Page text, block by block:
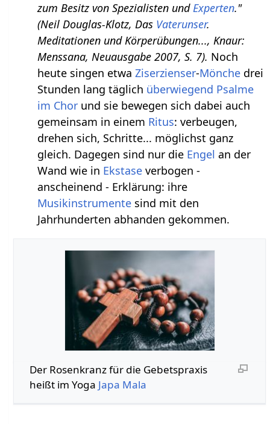
zum Besitz von Spezialisten undExperten."
(Neil Douglas-Klotz, Das Vaterunser.
Meditationen und Körperübungen..., Knaur:
Menssana, Neuausgabe 2007, S. 7). Noch
heute singen etwaZiserzienser-Mönche drei
Stunden lang täglich überwiegend Psalme
im Chor und sie bewegen sich dabei auch
gemeinsam in einem Ritus: verbeugen,
drehen sich, Schritte... möglichst ganz
gleich. Dagegen sind nur die Engel an der
Wand wie in Ekstase verbogen -
anscheinend - Erklärung: ihre
Musikinstrumente sind mit den
Jahrhunderten abhanden gekommen.
Der Rosenkranz für die Gebetspraxis
heißt im Yoga Japa Mala